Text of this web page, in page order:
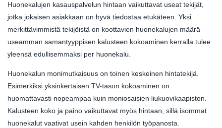
Huonekalujen kasauspalvelun hintaan vaikuttavat useat tekijät,
jotka jokaisen asiakkaan on hyvä tiedostaa etukäteen. Yksi
merkittävimmistä tekijöistä on koottavien huonekalujen määrä –
useamman samantyyppisen kalusteen kokoaminen kerralla tulee
yleensä edullisemmaksi per huonekalu.
Huonekalun monimutkaisuus on toinen keskeinen hintatekijä.
Esimerkiksi yksinkertaisen TV-tason kokoaminen on
huomattavasti nopeampaa kuin moniosaisien liukuovikaapiston.
Kalusteen koko ja paino vaikuttavat myös hintaan, sillä isommat
huonekalut vaativat usein kahden henkilön työpanosta.